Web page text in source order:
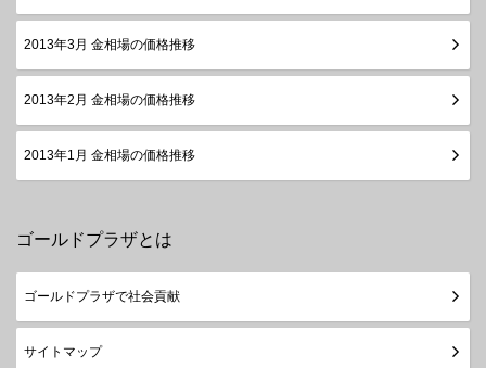
2013年3月 金相場の価格推移
2013年2月 金相場の価格推移
2013年1月 金相場の価格推移
ゴールドプラザとは
ゴールドプラザで社会貢献
サイトマップ